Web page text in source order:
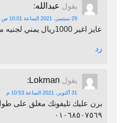
يقول عبدالله:
29 سبتمبر، 2021 الساعة 10:01 ص
عايز اغير 1000ريال يمني لجنيه مصري
رد
يقول Lokman
:
31 أكتوبر، 2021 الساعة 10:53 م
برن عليك تليفونك مغلق على
٠١٠٦٨٥٠٧٥٦٩